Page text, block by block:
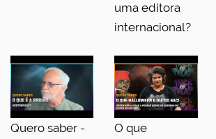
uma editora
internacional?
Quero saber -
O que